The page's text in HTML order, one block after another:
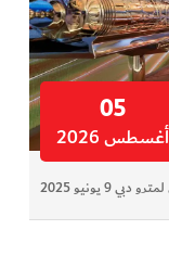
05
أغسطس 2026
2025